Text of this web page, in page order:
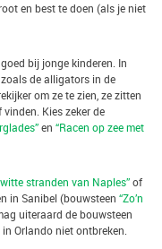
en best te doen (als je niet
bij jonge kinderen. In
de alligators in de
om ze te zien, ze zitten
Kies zeker de
en “Racen op zee met
stranden van Naples”of
in Sanibel (bouwsteen “Zo’n
uiteraard de bouwsteen
in Orlando niet ontbreken.